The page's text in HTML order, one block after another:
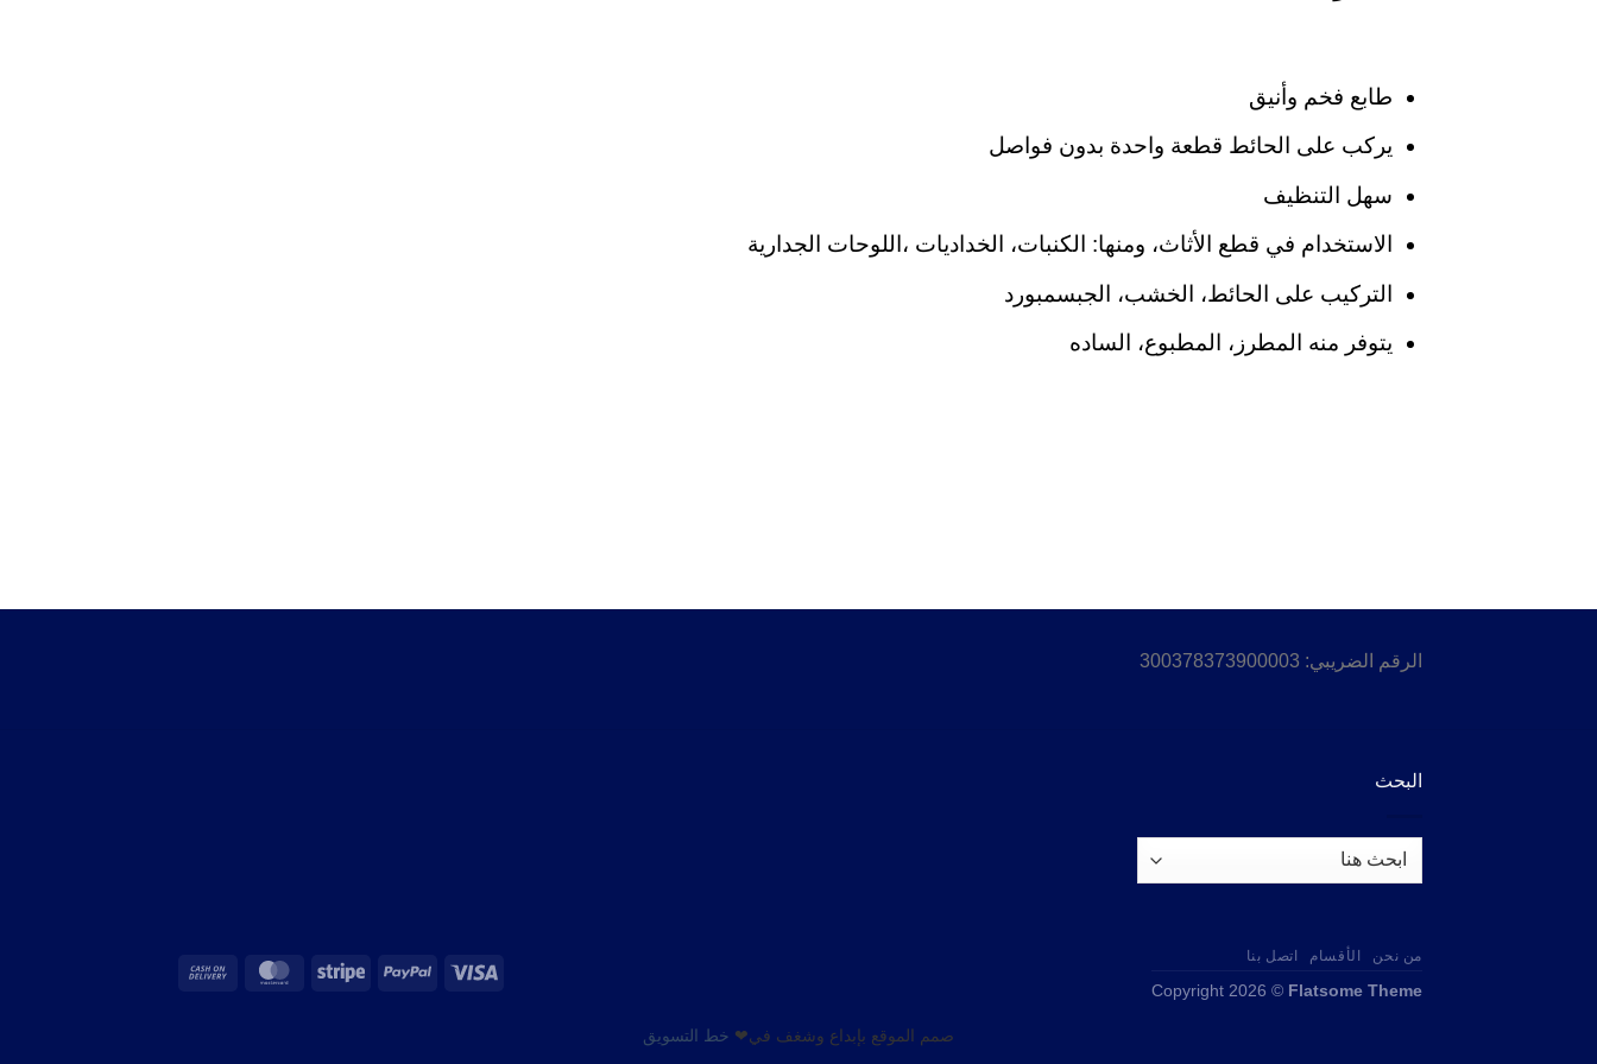
طابع فخم وأنيق
يركب على الحائط قطعة واحدة بدون فواصل
سهل التنظيف
الاستخدام في قطع الأثاث، ومنها: الكنبات، الخداديات ،اللوحات الجدارية
التركيب على الحائط، الخشب، الجبسمبورد
يتوفر منه المطرز، المطبوع، الساده
الرقم الضريبي: 300378373900003
البحث
من نحن الأقسام اتصل بنا
Copyright 2026 © Flatsome Theme
صمم الموقع بإبداع وشغف في❤ خط التسويق